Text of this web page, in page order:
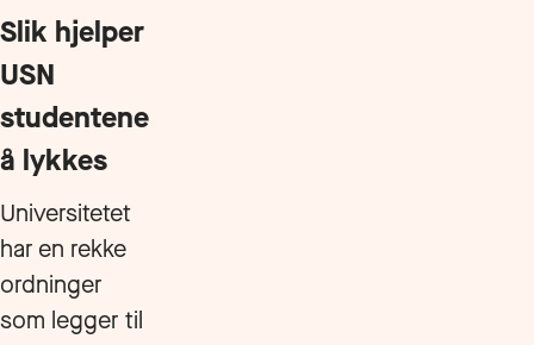
Slik hjelper
USN
studentene
å lykkes
Universitetet
har en rekke
ordninger
som legger til